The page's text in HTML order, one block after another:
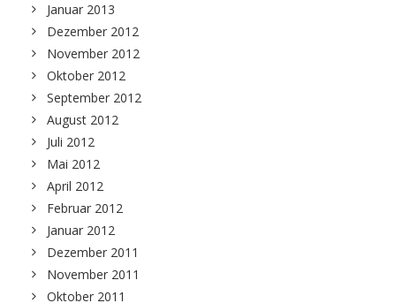
Januar 2013
Dezember 2012
November 2012
Oktober 2012
September 2012
August 2012
Juli 2012
Mai 2012
April 2012
Februar 2012
Januar 2012
Dezember 2011
November 2011
Oktober 2011